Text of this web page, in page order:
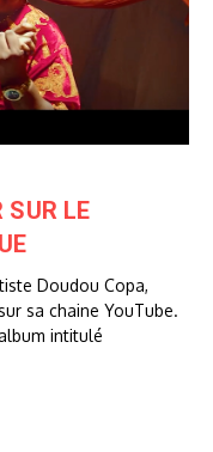
SUR LE
Doudou Copa,
sa chaine YouTube.
intitulé